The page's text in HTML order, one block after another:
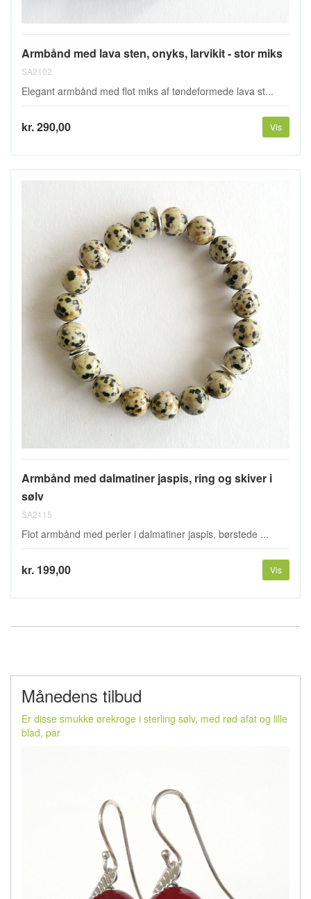
Armbånd med lava sten, onyks, larvikit - stor miks
SA2102
Elegant armbånd med flot miks af tøndeformede lava st...
kr. 290,00 Vis
Armbånd med dalmatiner jaspis, ring og skiver i
sølv
SA2115
Flot armbånd med perler i dalmatiner jaspis, børstede ...
kr. 199,00 Vis
Månedens tilbud
Er disse smukke ørekroge i sterling sølv, med rød afat og lille
blad, par